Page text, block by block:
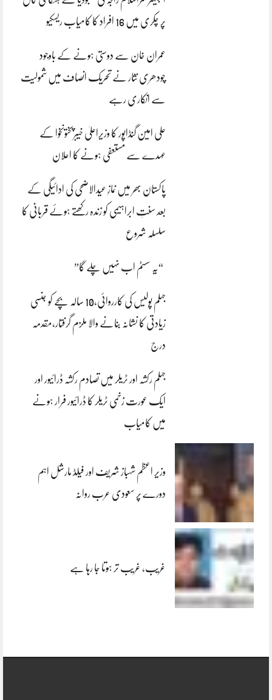
پر چکری میں 16 افراد کا کامیاب ریسکیو
عمران خان سے دوستی ہونے کے باوجود
چودھری نثار نے تحریک انصاف میں شمولیت
سے انکاری رہے
علی امین گنڈاپور کا وزیراعلیٰ خیبرپختونخوا کے
عہدے سے مستعفی ہونے کا اعلان
پاکستان بھر میں نمازِ عیدالاضحی کی ادائیگی کے
بعد سنتِ ابراہیمی کو زندہ رکھتے ہوئے قربانی کا
سلسلہ شروع
“یہ سسٹم اب نہیں چلے گا”
جہلم پولیس کی کارروائی،10 سالہ بچے کو جنسی
زیادتی کا نشانہ بنانے والا ملزم گرفتار،مقدمہ
درج
جہلم رکشہ اور ٹریلر میں تصادم رکشہ ڈرائیور اور
ایک عورت زخمی ٹریلر کا ڈرائیور فرار ہونے
میں کامیاب
وزیر اعظم شہباز شریف اور فیلڈ مارشل اہم
دورے پر سعودی عرب روانہ
غریب، غریب تر ہوتا جا رہا ہے